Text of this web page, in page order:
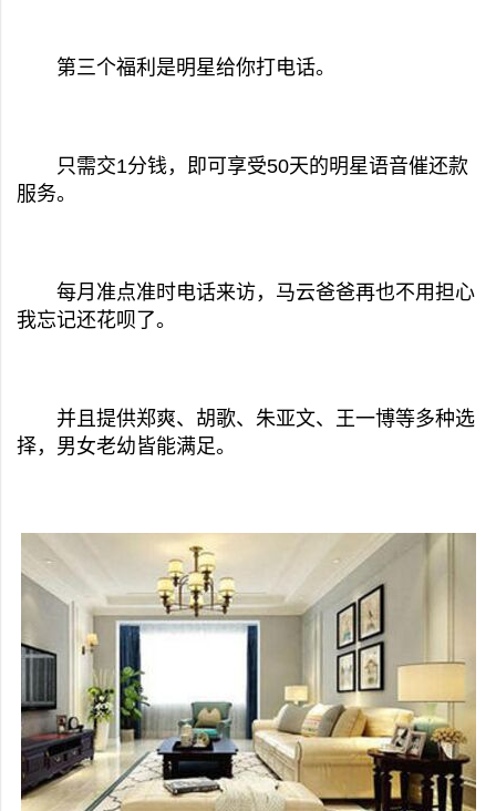
第三个福利是明星给你打电话。
只需交1分钱，即可享受50天的明星语音催还款
服务。
每月准点准时电话来访，马云爸爸再也不用担心
我忘记还花呗了。
并且提供郑爽、胡歌、朱亚文、王一博等多种选
择，男女老幼皆能满足。